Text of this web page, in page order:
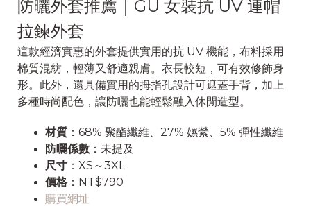
防曬外套推薦｜GU 女裝抗 UV 連帽
拉鍊外套
這款經濟實惠的外套提供實用的抗 UV 機能，布料採用
棉質混紡，輕薄又舒適親膚。衣長較短，可有效修飾身
形。此外，還具備實用的拇指孔設計可遮蓋手背，加上
多種時尚配色，讓防曬也能輕鬆融入休閒造型。
材質 ：68% 聚酯纖維、27% 嫘縈、5% 彈性纖維
防曬係數 ：未提及
尺寸 ：XS～3XL
價格 ：NT$790
購買網址